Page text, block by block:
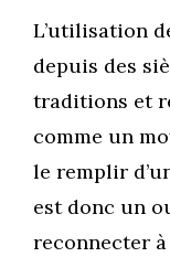
L’utilisation
depuis des
traditions et
comme un
le remplir
est donc un
reconnecter